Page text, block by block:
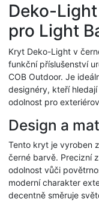
Deko-
pro Light
Kryt Deko-Light v
funkční příslušenství
COB Outdoor. Je
designéry, kteří
odolnost pro
Design a
Tento kryt je vyroben
černé barvě. Precizní
odolnost vůči
moderní charakter
decentně směruje